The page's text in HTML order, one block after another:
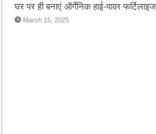
घर पर ही बनाएं ऑर्गेनिक हाई-पावर
March 15, 2025